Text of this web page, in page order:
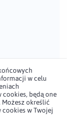
w celu
będą one
określić
w Twojej